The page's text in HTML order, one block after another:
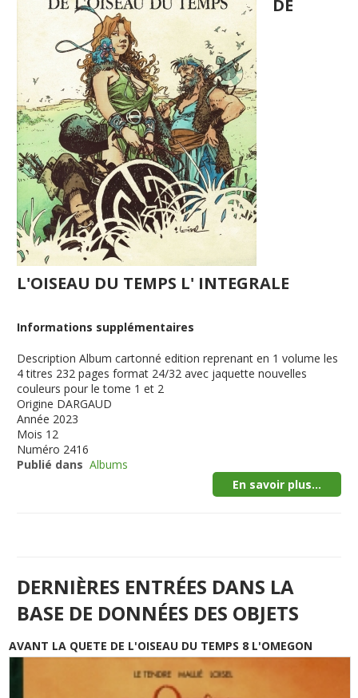
DE
L'OISEAU DU TEMPS L' INTEGRALE
Informations supplémentaires
Description Album cartonné edition reprenant en 1 volume les
4 titres 232 pages format 24/32 avec jaquette nouvelles
couleurs pour le tome 1 et 2
Origine DARGAUD
Année 2023
Mois 12
Numéro 2416
Publié dans Albums
En savoir plus...
DERNIÈRES ENTRÉES DANS LA
BASE DE DONNÉES DES OBJETS
AVANT LA QUETE DE L'OISEAU DU TEMPS 8 L'OMEGON